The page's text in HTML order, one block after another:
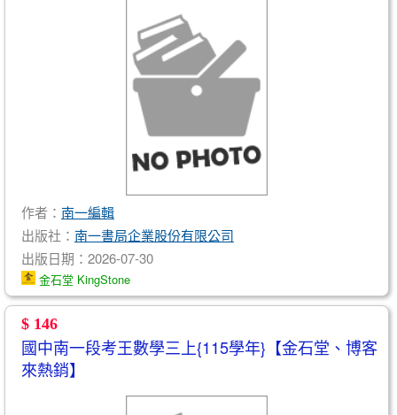
作者： 南一編輯
出版社： 南一書局企業股份有限公司
出版日期：2026-07-30
金石堂 KingStone
$ 146
國中南一段考王數學三上{115學年}【金石堂、博客
來熱銷】